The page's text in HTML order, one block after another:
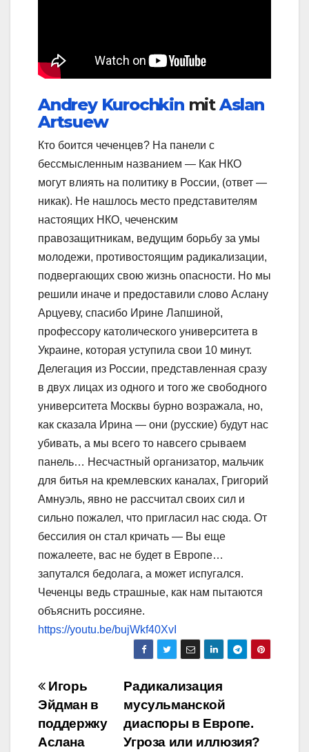
Andrey KurochkinmitAslan
Artsuew
Кто боится чеченцев? На панели с
бессмысленным названием — Как НКО
могут влиять на политику в России, (ответ —
никак). Не нашлось место представителям
настоящих НКО, чеченским
правозащитникам, ведущим борьбу за умы
молодежи, противостоящим радикализации,
подвергающих свою жизнь опасности. Но мы
решили иначе и предоставили слово Аслану
Арцуеву, спасибо Ирине Лапшиной,
профессору католического университета в
Украине, которая уступила свои 10 минут.
Делегация из России, представленная сразу
в двух лицах из одного и того же свободного
университета Москвы бурно возражала, но,
как сказала Ирина — они (русские) будут нас
убивать, а мы всего то навсего срываем
панель… Несчастный организатор, мальчик
для битья на кремлевских каналах, Григорий
Амнуэль, явно не рассчитал своих сил и
сильно пожалел, что пригласил нас сюда. От
бессилия он стал кричать — Вы еще
пожалеете, вас не будет в Европе…
запутался бедолага, а может испугался.
Чеченцы ведь страшные, как нам пытаются
объяснить россияне.
https://youtu.be/bujWkf40XvI
Навигация
по
записям
Радикализация
мусульманской
диаспоры в Европе.
Угроза или иллюзия?
Игорь
Эйдман в
поддержку
Аслана